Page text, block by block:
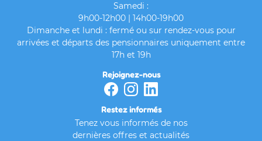
Samedi :
9h00-12h00 | 14h00-19h00
Dimanche et lundi : fermé ou sur rendez-vous pour
arrivées et départs des pensionnaires uniquement entre
17h et 19h
Rejoignez-nous
Restez informés
Tenez vous informés de nos
dernières offres et actualités